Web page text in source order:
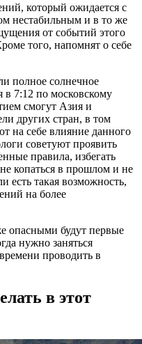
который ожидается с
нестабильным и в то же
от событий этого
того, напомнят о себе
полное солнечное
в 7:12 по московскому
смогут Азия и
других стран, в том
на себе влияние данного
советуют проявить
правила, избегать
копаться в прошлом и не
есть такая возможность,
на более
опасными будут первые
нужно заняться
проводить в
в этот